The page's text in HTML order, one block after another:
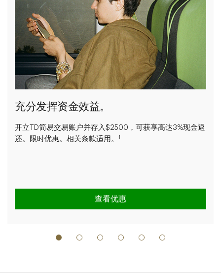
充分发挥资金效益。
开立TD简易交易账户并存入$2500，可获享高达3%现金返
还。限时优惠。相关条款适用。
1
查看优惠